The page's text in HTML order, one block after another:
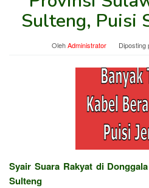
Sulteng, Puisi
OlehAdministrator Diposting
Syair Suara Rakyat di
Sulteng